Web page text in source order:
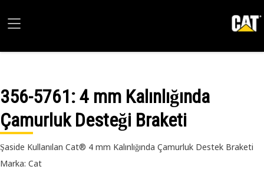
356-5761: 4 mm Kalınlığında
Çamurluk Desteği Braketi
Şaside Kullanılan Cat® 4 mm Kalınlığında Çamurluk Destek Braketi
Marka: Cat